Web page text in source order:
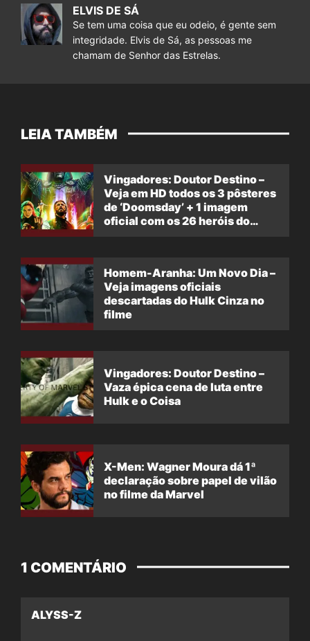
ELVIS DE SÁ
Se tem uma coisa que eu odeio, é gente sem
integridade. Elvis de Sá, as pessoas me
chamam de Senhor das Estrelas.
LEIA TAMBÉM
Vingadores: Doutor Destino –
Veja em HD todos os 3 pôsteres
de ‘Doomsday’ + 1 imagem
oficial com os 26 heróis do
Homem-Aranha: Um Novo Dia –
Veja imagens oficiais
descartadas do Hulk Cinza no
filme
Vingadores: Doutor Destino –
Vaza épica cena de luta entre
Hulk e o Coisa
X-Men: Wagner Moura dá 1ª
declaração sobre papel de vilão
no filme da Marvel
1 COMENTÁRIO
ALYSS-Z